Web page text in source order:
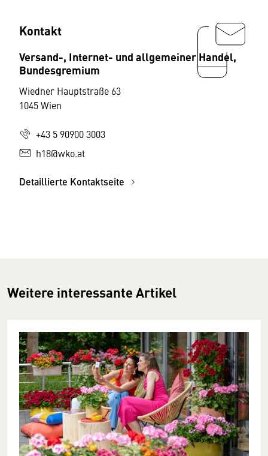
Kontakt
Versand-, Internet- und allgemeiner Handel,
Bundesgremium
Wiedner Hauptstraße 63
1045 Wien
+43 5 90900 3003
h18@wko.at
Detaillierte Kontaktseite
Weitere interessante Artikel